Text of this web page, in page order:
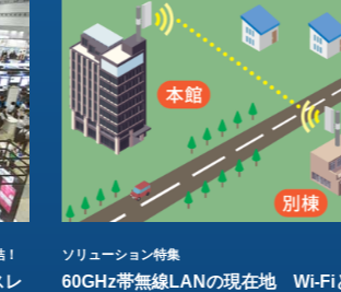
レ
ソリューション特集
60GHz帯無線LANの現在地 Wi-Fi